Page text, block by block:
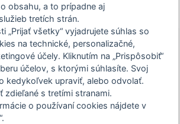
Sympózium intervenčnej
je určené len pre
pracovníkov. Pre
na stránku podujatia,
že ste zdravotníckym
alebo zvoľte možnosť
na stránku podujatia".
intervenčnej
Slovenska
Kasárne/Kulturpark Kukučínova 2,
obsahu, a to prípadne aj
tretích strán.
„Prijať všetky“ vyjadrujete súhlas so
na technické, personalizačné,
účely. Kliknutím na „Prispôsobiť“
účelov, s ktorými súhlasíte. Svoj
kedykoľvek upraviť, alebo odvolať.
zdieľané s tretími stranami.
o používaní cookies nájdete v